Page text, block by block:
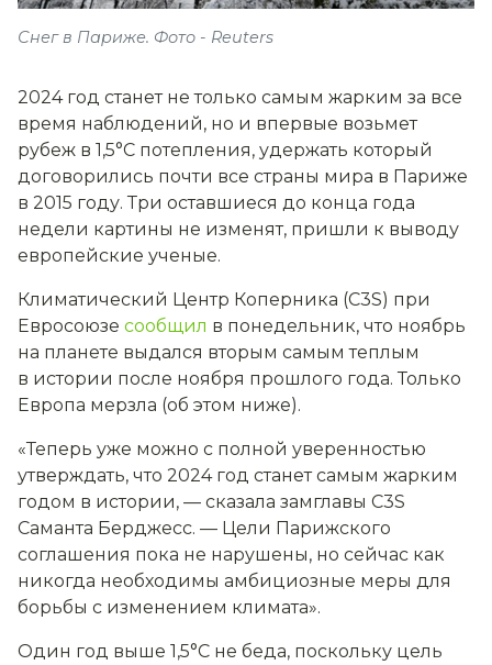
Снег в Париже. Фото - Reuters
2024 год станет не только самым жарким за все
время наблюдений, но и впервые возьмет
рубеж в 1,5°C потепления, удержать который
договорились почти все страны мира в Париже
в 2015 году. Три оставшиеся до конца года
недели картины не изменят, пришли к выводу
европейские ученые.
Климатический Центр Коперника (C3S) при
Евросоюзе сообщил в понедельник, что ноябрь
на планете выдался вторым самым теплым
в истории после ноября прошлого года. Только
Европа мерзла (об этом ниже).
«Теперь уже можно с полной уверенностью
утверждать, что 2024 год станет самым жарким
годом в истории, — сказала замглавы C3S
Саманта Берджесс. — Цели Парижского
соглашения пока не нарушены, но сейчас как
никогда необходимы амбициозные меры для
борьбы с изменением климата».
Один год выше 1,5°С не беда, поскольку цель